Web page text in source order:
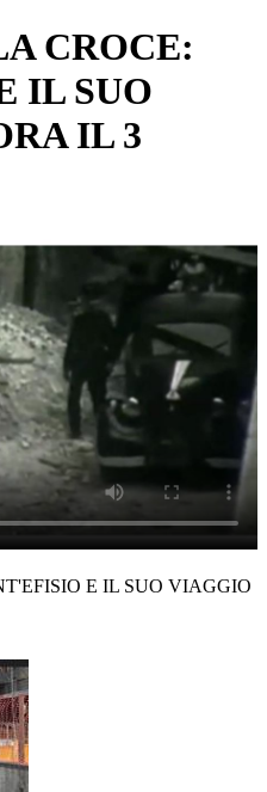
CROCE:
IL SUO
IL 3
E IL SUO VIAGGIO